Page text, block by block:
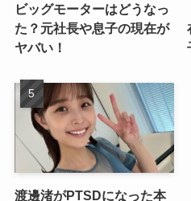
ビッグモーターはどうなっ
た？元社長や息子の現在が
ヤバい！
渡邊渚がPTSDになった本